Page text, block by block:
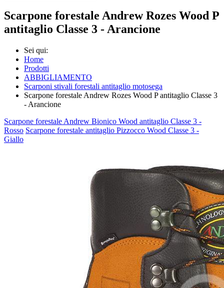
Scarpone forestale Andrew Rozes Wood P
antitaglio Classe 3 - Arancione
Sei qui:
Home
Prodotti
ABBIGLIAMENTO
Scarponi stivali forestali antitaglio motosega
Scarpone forestale Andrew Rozes Wood P antitaglio Classe 3
- Arancione
Scarpone forestale Andrew Bionico Wood antitaglio Classe 3 -
Rosso Scarpone forestale antitaglio Pizzocco Wood Classe 3 -
Giallo